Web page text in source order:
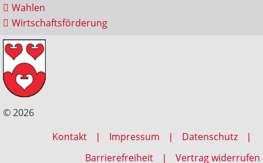
Wahlen
Wirtschaftsförderung
© 2026
Kontakt
Impressum
Datenschutz
Barrierefreiheit
Vertrag widerrufen